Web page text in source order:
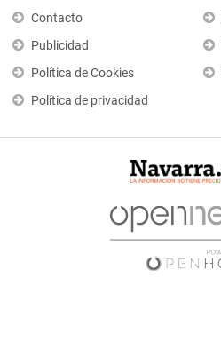
Contacto
Publicidad
Política de Cookies
Política de privacidad